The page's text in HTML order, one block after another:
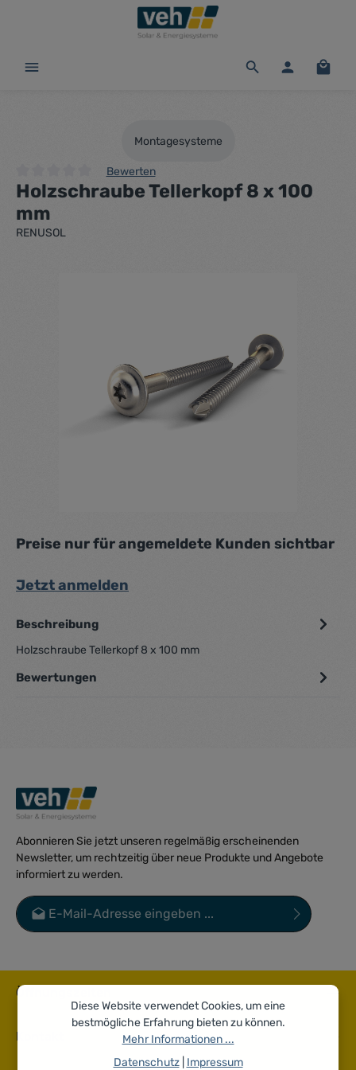
Montagesysteme
Durchschnittliche Bewertung von 0 von 5 Sternen
Bewerten
Holzschraube Tellerkopf 8 x 100
mm
RENUSOL
Preise nur für angemeldete Kunden sichtbar
Jetzt anmelden
Beschreibung
Holzschraube Tellerkopf 8 x 100 mm
Bewertungen
Abonnieren Sie jetzt unseren regelmäßig erscheinenden
Newsletter, um rechtzeitig über neue Produkte und Angebote
informiert zu werden.
E-Mail-Adresse*
Ich habe dieDatenschutzbestimmungenzur Kenntnis
genommen und dieAGBgelesen und bin mit ihnen
einverstanden.*
Öffnungszeiten
Kontakt
Diese Website verwendet Cookies, um eine
bestmögliche Erfahrung bieten zu können.
Mehr Informationen ...
Datenschutz| Impressum